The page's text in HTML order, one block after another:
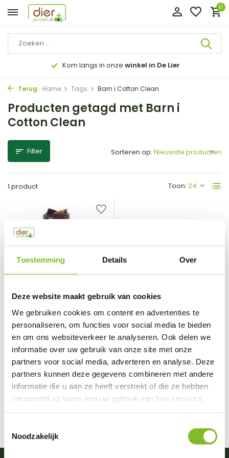
Toestemming Details Over
Deze website maakt gebruik van cookies
We gebruiken cookies om content en advertenties te
personaliseren, om functies voor social media te bieden
en om ons websiteverkeer te analyseren. Ook delen we
informatie over uw gebruik van onze site met onze
partners voor social media, adverteren en analyse. Deze
partners kunnen deze gegevens combineren met andere
informatie die u aan ze heeft verstrekt of die ze hebben
verzameld op basis van uw gebruik van hun services.
Noodzakelijk
0
Kom langs in onze winkel in De Lier
Terug Home Tags Barn i Cotton Clean
Producten getagd met Barn i
Cotton Clean
Filter
1 product Toon:
Sorteren op:
Esve geperst katoen is ...
€5,29
Incl. btw